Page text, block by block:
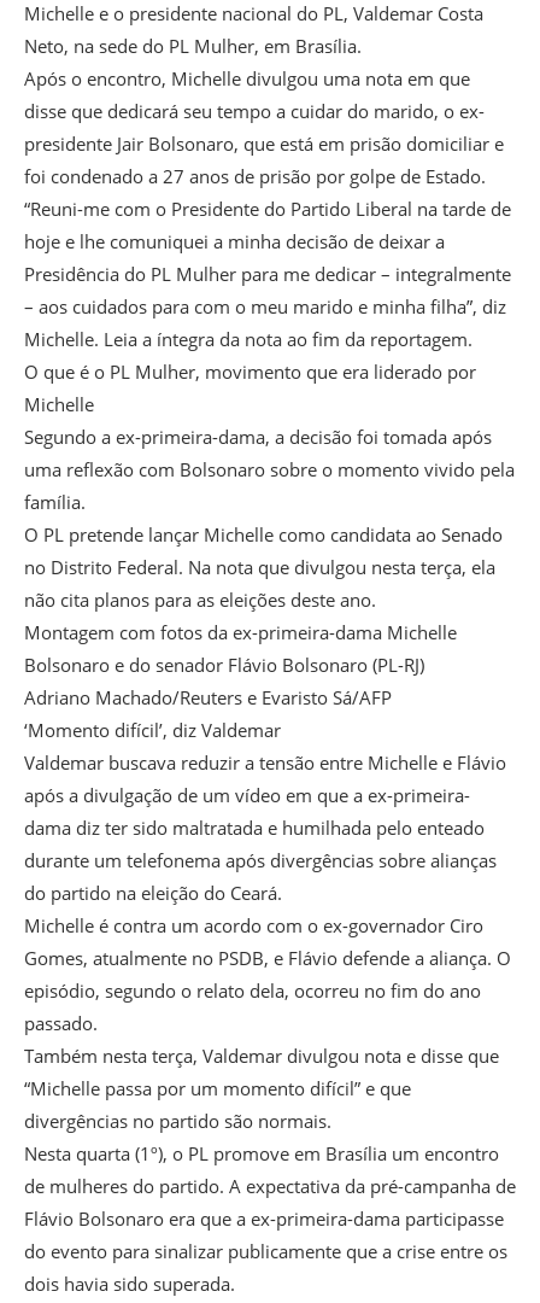
Michelle e o presidente nacional do PL, Valdemar Costa
Neto, na sede do PL Mulher, em Brasília.
Após o encontro, Michelle divulgou uma nota em que
disse que dedicará seu tempo a cuidar do marido, o ex-
presidente Jair Bolsonaro, que está em prisão domiciliar e
foi condenado a 27 anos de prisão por golpe de Estado.
“Reuni-me com o Presidente do Partido Liberal na tarde de
hoje e lhe comuniquei a minha decisão de deixar a
Presidência do PL Mulher para me dedicar – integralmente
– aos cuidados para com o meu marido e minha filha”, diz
Michelle. Leia a íntegra da nota ao fim da reportagem.
O que é o PL Mulher, movimento que era liderado por
Michelle
Segundo a ex-primeira-dama, a decisão foi tomada após
uma reflexão com Bolsonaro sobre o momento vivido pela
família.
O PL pretende lançar Michelle como candidata ao Senado
no Distrito Federal. Na nota que divulgou nesta terça, ela
não cita planos para as eleições deste ano.
Montagem com fotos da ex-primeira-dama Michelle
Bolsonaro e do senador Flávio Bolsonaro (PL-RJ)
Adriano Machado/Reuters e Evaristo Sá/AFP
‘Momento difícil’, diz Valdemar
Valdemar buscava reduzir a tensão entre Michelle e Flávio
após a divulgação de um vídeo em que a ex-primeira-
dama diz ter sido maltratada e humilhada pelo enteado
durante um telefonema após divergências sobre alianças
do partido na eleição do Ceará.
Michelle é contra um acordo com o ex-governador Ciro
Gomes, atualmente no PSDB, e Flávio defende a aliança. O
episódio, segundo o relato dela, ocorreu no fim do ano
passado.
Também nesta terça, Valdemar divulgou nota e disse que
“Michelle passa por um momento difícil” e que
divergências no partido são normais.
Nesta quarta (1º), o PL promove em Brasília um encontro
de mulheres do partido. A expectativa da pré-campanha de
Flávio Bolsonaro era que a ex-primeira-dama participasse
do evento para sinalizar publicamente que a crise entre os
dois havia sido superada.